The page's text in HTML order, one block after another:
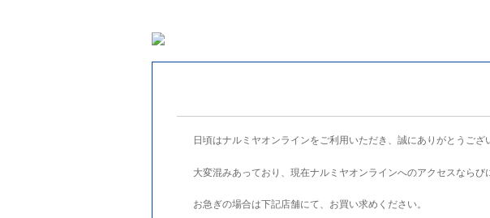
日頃はナルミヤオンラインをご利用いただき、誠にありがとうござ
大変混みあっており、現在ナルミヤオンラインへのアクセスならび
お急ぎの場合は下記店舗にて、お買い求めください。